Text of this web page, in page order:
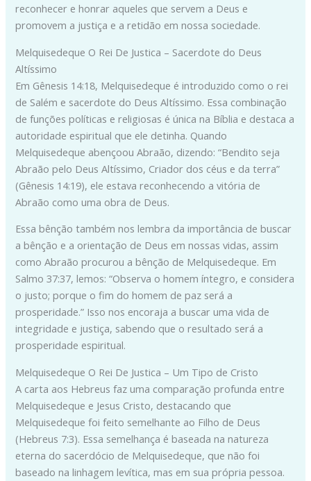
reconhecer e honrar aqueles que servem a Deus e
promovem a justiça e a retidão em nossa sociedade.
Melquisedeque O Rei De Justica – Sacerdote do Deus
Altíssimo
Em Gênesis 14:18, Melquisedeque é introduzido como o rei
de Salém e sacerdote do Deus Altíssimo. Essa combinação
de funções políticas e religiosas é única na Bíblia e destaca a
autoridade espiritual que ele detinha. Quando
Melquisedeque abençoou Abraão, dizendo: “Bendito seja
Abraão pelo Deus Altíssimo, Criador dos céus e da terra”
(Gênesis 14:19), ele estava reconhecendo a vitória de
Abraão como uma obra de Deus.
Essa bênção também nos lembra da importância de buscar
a bênção e a orientação de Deus em nossas vidas, assim
como Abraão procurou a bênção de Melquisedeque. Em
Salmo 37:37, lemos: “Observa o homem íntegro, e considera
o justo; porque o fim do homem de paz será a
prosperidade.” Isso nos encoraja a buscar uma vida de
integridade e justiça, sabendo que o resultado será a
prosperidade espiritual.
Melquisedeque O Rei De Justica – Um Tipo de Cristo
A carta aos Hebreus faz uma comparação profunda entre
Melquisedeque e Jesus Cristo, destacando que
Melquisedeque foi feito semelhante ao Filho de Deus
(Hebreus 7:3). Essa semelhança é baseada na natureza
eterna do sacerdócio de Melquisedeque, que não foi
baseado na linhagem levítica, mas em sua própria pessoa.